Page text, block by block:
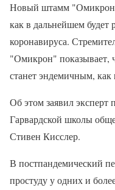
Новый штамм
как в дальнейшем будет
коронавируса.
"Омикрон" показывает,
станет эндемичным, как
Об этом заявил
Гарвардской школы
Стивен Кисслер.
В постпандемический
простуду у одних и